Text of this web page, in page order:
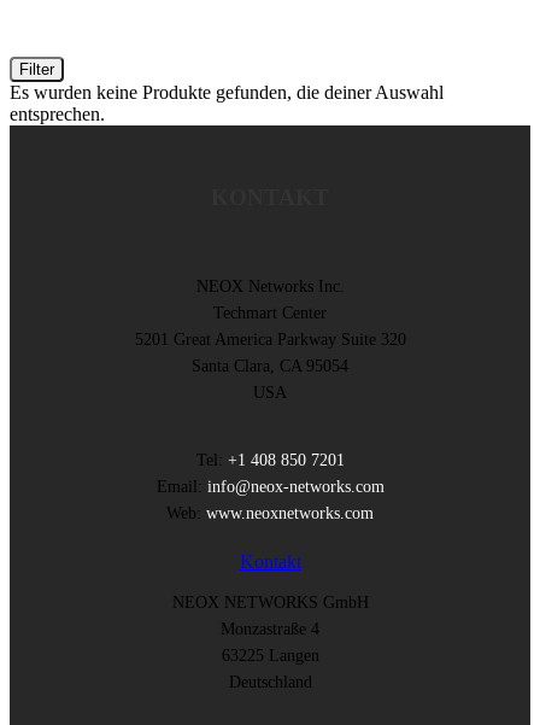
Filter
Es wurden keine Produkte gefunden, die deiner Auswahl
entsprechen.
NEOX Networks Inc.
Techmart Center
5201 Great America Parkway Suite 320
Santa Clara, CA 95054
USA
Tel: +1 408 850 7201
Email: info@neox-networks.com
Web: www.neoxnetworks.com
Kontakt
NEOX NETWORKS GmbH
Monzastraße 4
63225 Langen
Deutschland